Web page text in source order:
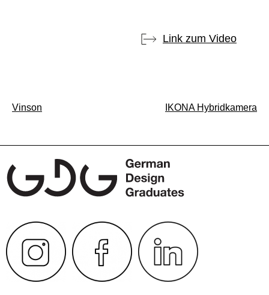
Link zum Video
Beitragsnavigation
Vinson IKONA Hybridkamera